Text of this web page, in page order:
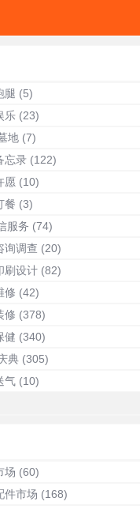
腿 (5)
乐 (23)
地 (7)
忘录 (122)
愿 (10)
餐 (3)
服务 (74)
询调查 (20)
刷设计 (82)
修 (42)
修 (378)
健 (340)
典 (305)
气 (10)
场 (60)
件市场 (168)